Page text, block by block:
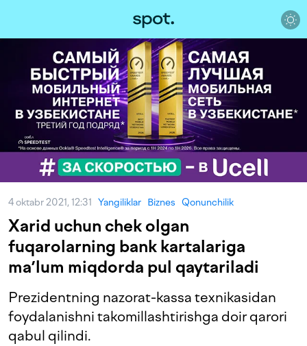
4 oktabr 2021, 12:31 Yangiliklar Biznes Qonunchilik
Xarid uchun chek olgan
fuqarolarning bank kartalariga
maʼlum miqdorda pul qaytariladi
Prezidentning nazorat-kassa texnikasidan
foydalanishni takomillashtirishga doir qarori
qabul qilindi.